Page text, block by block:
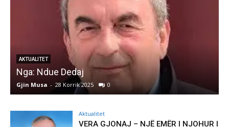
AKTUALITET
Nga: Ndue Dedaj
Gjin Musa - 28 Korrik 2025 0
Aktualitet
VERA GJONAJ – NJË EMËR I NJOHUR I